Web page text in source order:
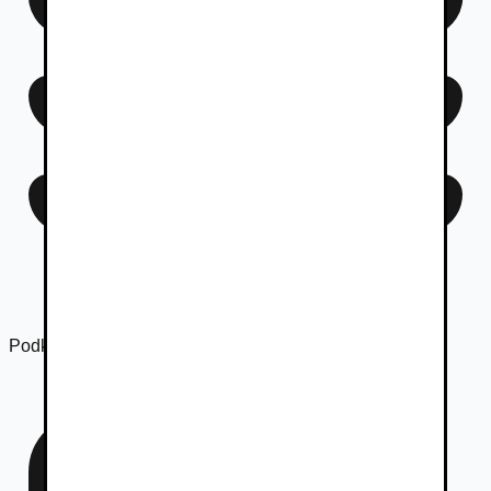
Podkategória